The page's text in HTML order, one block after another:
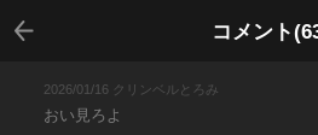
コメント
戻る
2026/01/16 クリンベルとろみ
おい見ろよ